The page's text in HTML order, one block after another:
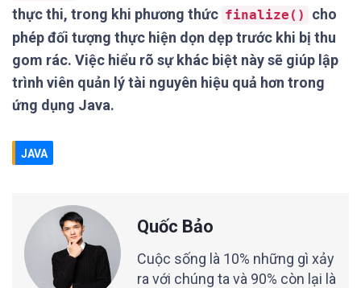
thực thi, trong khi phương thức finalize()
cho
phép đối tượng thực hiện dọn dẹp trước khi bị thu
gom rác. Việc hiểu rõ sự khác biệt này sẽ giúp lập
trình viên quản lý tài nguyên hiệu quả hơn trong
ứng dụng Java.
JAVA
Quốc Bảo
Cuộc sống là 10% những gì xảy
ra với chúng ta và 90% còn lại là